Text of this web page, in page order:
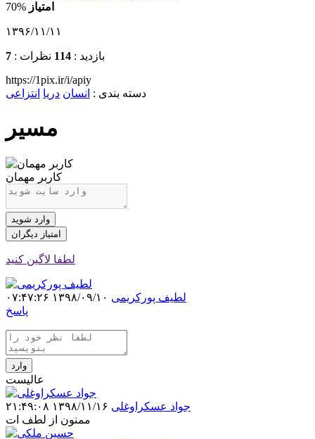
70% امتیاز
۱۳۹۶/۱۱/۱۱
بازدید : 114 نظرات : 7
https://1pix.ir/i/apiy
دسته بندی : انسان دریا انتزاعی
مسیر
کاربر مهمان
وارد شوید
امتیاز دیگران
لطفا لاگین کنید
لطیف پورکریمی ۱۳۹۸/۰۹/۱۰ ۰۷:۴۷:۲۶
پاسخ
وارد
عالیست
جواد عسکراوغلی ۱۳۹۸/۱۱/۱۶ ۲۱:۴۹:۰۸
ممنون از لطف ات